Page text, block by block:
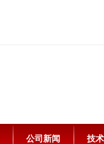
公司新闻 技